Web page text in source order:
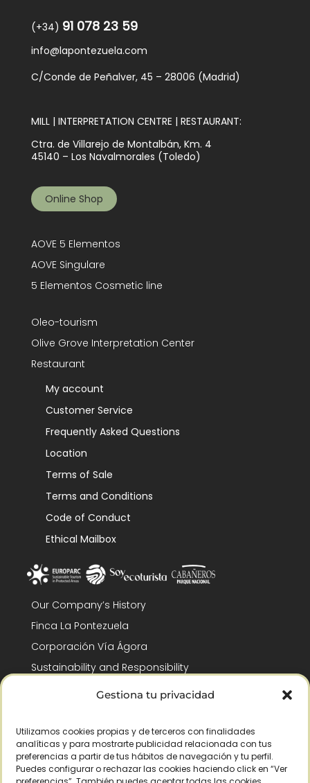
Gestiona tu privacidad
Utilizamos cookies propias y de terceros con finalidades
analíticas y para mostrarte publicidad relacionada con tus
preferencias a partir de tus hábitos de navegación y tu perfil.
Puedes configurar o rechazar las cookies haciendo click en “Ver
(+34) 91 078 23 59
info@lapontezuela.com
C/Conde de Peñalver, 45 – 28006 (Madrid)
MILL | INTERPRETATION CENTRE | RESTAURANT:
Ctra. de Villarejo de Montalbán, Km. 4
45140 – Los Navalmorales (Toledo)
Online Shop
AOVE 5 Elementos
AOVE Singulare
5 Elementos Cosmetic line
Oleo-tourism
Olive Grove Interpretation Center
Restaurant
My account
Customer Service
Frequently Asked Questions
Location
Terms of Sale
Terms and Conditions
Code of Conduct
Ethical Mailbox
Our Company’s History
Finca La Pontezuela
Corporación Vía Ágora
Sustainability and Responsibility
CSR and Fundación Gómez-Pintado
Recognitions